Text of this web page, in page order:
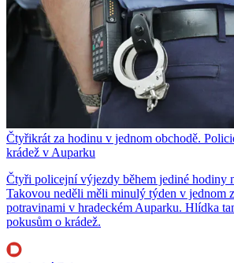
Čtyřikrát za hodinu v jednom obchodě.
krádež v Auparku
Čtyři policejní výjezdy během jediné hodiny
Takovou neděli měli minulý týden v jednom
potravinami v hradeckém Auparku. Hlídka
pokusům o krádež.